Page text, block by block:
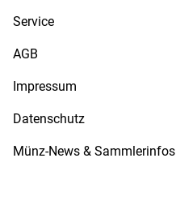
Service
AGB
Impressum
Datenschutz
Münz-News & Sammlerinfos